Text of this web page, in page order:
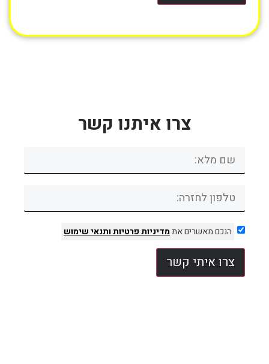
צרו איתנו קשר
הנכם מאשרים אתמדיניות פרטיותותנאי שימוש
צרו איתי קשר